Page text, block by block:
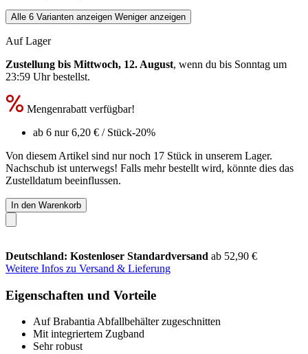
Alle 6 Varianten anzeigen Weniger anzeigen
Auf Lager
Zustellung bis Mittwoch, 12. August, wenn du bis Sonntag um
23:59 Uhrbestellst.
Mengenrabatt verfügbar!
ab 6 nur6,20 € / Stück-20%
Von diesem Artikel sind nur noch 17 Stück in unserem Lager.
Nachschub ist unterwegs! Falls mehr bestellt wird, könnte dies das
Zustelldatum beeinflussen.
In den Warenkorb
Deutschland: Kostenloser Standardversand ab 52,90 €
Weitere Infos zu Versand & Lieferung
Eigenschaften und Vorteile
Auf Brabantia Abfallbehälter zugeschnitten
Mit integriertem Zugband
Sehr robust